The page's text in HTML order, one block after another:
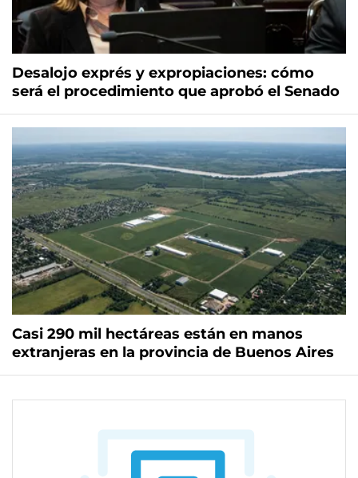
Desalojo exprés y expropiaciones: cómo
será el procedimiento que aprobó el Senado
Casi 290 mil hectáreas están en manos
extranjeras en la provincia de Buenos Aires